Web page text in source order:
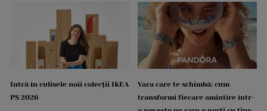
Intră în culisele noii colecții IKEA
PS 2026
Vara care te schimbă: cum
transformi fiecare amintire într-